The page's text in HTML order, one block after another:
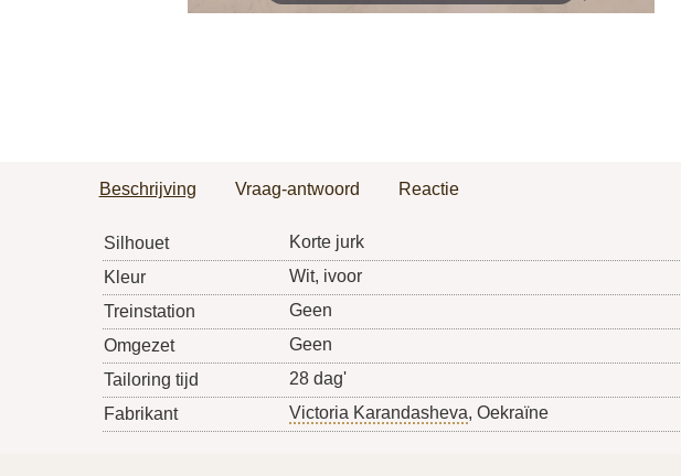
Beschrijving Vraag-antwoord Reactie
Silhouet
Korte jurk
Kleur
Wit, ivoor
Treinstation
Geen
Omgezet
Geen
Tailoring tijd
28 dag'
Fabrikant
Victoria Karandasheva, Oekraïne